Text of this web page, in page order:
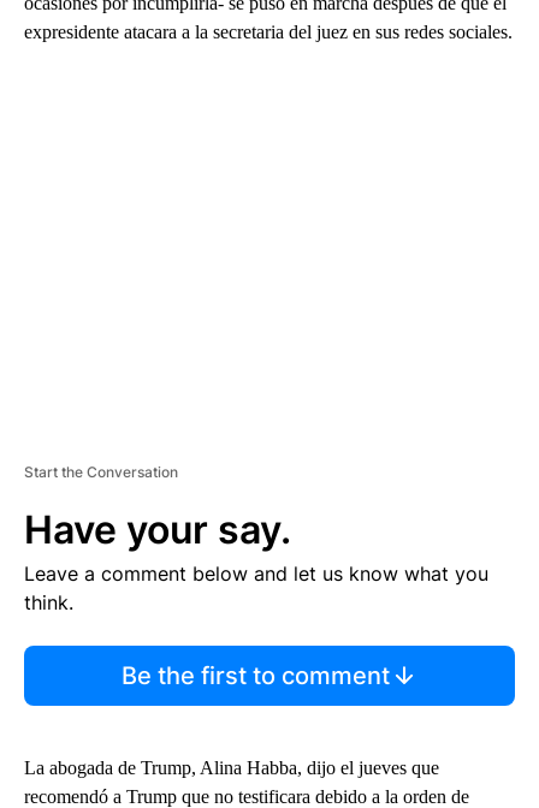
expresidente atacara a la secretaria del juez en sus redes sociales.
Start the Conversation
Have your say.
Leave a comment below and let us know what you
think.
Be the first to comment
La abogada de Trump, Alina Habba, dijo el jueves que
recomendó a Trump que no testificara debido a la orden de